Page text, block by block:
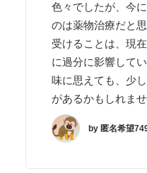
色々でしたが、今
のは薬物治療だと
受けることは、現
に過分に影響して
味に思えても、少
があるかもしれませ
by 匿名希望